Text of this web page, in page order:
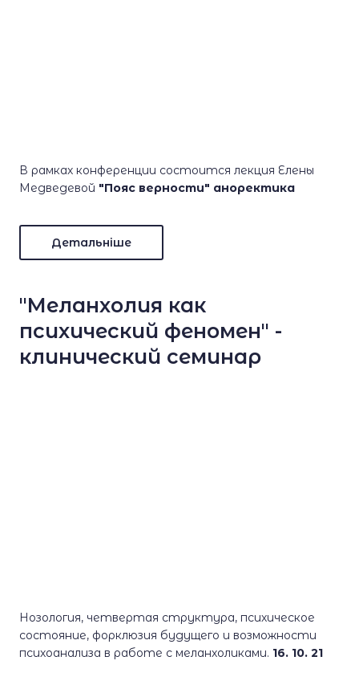
В рамках конференции состоится лекция Елены
Медведевой "Пояс верности" аноректика
Детальніше
"Меланхолия как
психический феномен" -
клинический семинар
Нозология, четвертая структура, психическое
состояние, форклюзия будущего и возможности
психоанализа в работе с меланхоликами. 16. 10. 21